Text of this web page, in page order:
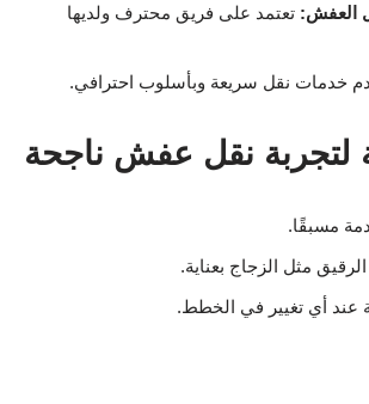
العفش: تعتمد على فريق محترف ولديها
خدمات نقل سريعة وبأسلوب احترافي.
لتجربة نقل عفش ناجحة
مسبقًا.
مثل الزجاج بعناية.
عند أي تغيير في الخطط.